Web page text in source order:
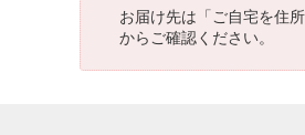
お届け先は「ご自宅を住
からご確認ください。